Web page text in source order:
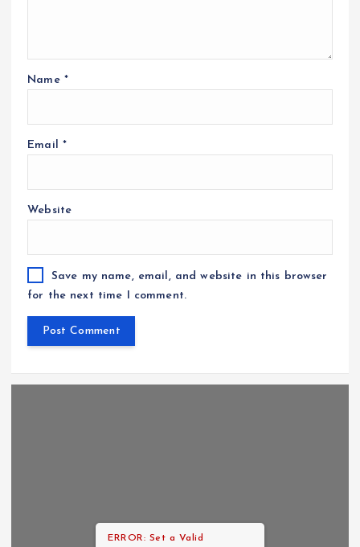
Name *
Email *
Website
Save my name, email, and website in this browser
for the next time I comment.
ERROR: Set a Valid